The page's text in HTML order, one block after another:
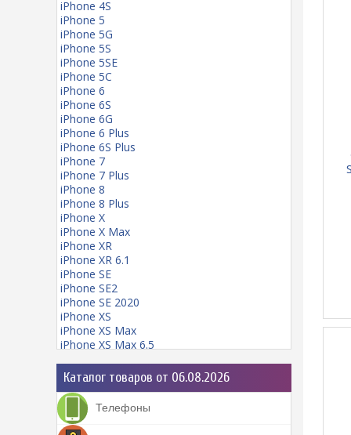
iPhone 4S
iPhone 5
iPhone 5G
iPhone 5S
iPhone 5SE
iPhone 5C
iPhone 6
iPhone 6S
iPhone 6G
iPhone 6 Plus
iPhone 6S Plus
iPhone 7
iPhone 7 Plus
iPhone 8
iPhone 8 Plus
iPhone X
iPhone X Max
iPhone XR
iPhone XR 6.1
iPhone SE
iPhone SE2
iPhone SE 2020
iPhone XS
iPhone XS Max
iPhone XS Max 6.5
iPhone 11 mini
iPhone 11 Pro
iPhone 11 Pro Max
iPhone 12
iPhone 12 Pro
Каталог товаров от 06.08.2026
Телефоны